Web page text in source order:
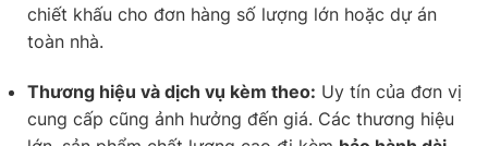
chiết khấu cho đơn hàng số lượng lớn hoặc dự án
toàn nhà.
Thương hiệu và dịch vụ kèm theo: Uy tín của đơn vị
cung cấp cũng ảnh hưởng đến giá. Các thương hiệu